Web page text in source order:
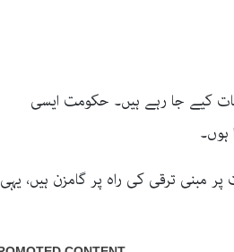
کیے جا رہے ہیں۔ حکومت ایسی
ہوں۔
مبنی ترقی کی راہ پر گامزن ہیں، یہی